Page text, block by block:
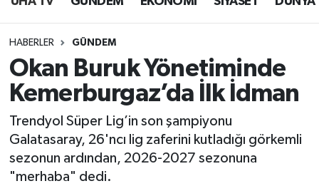
HABERLER GÜNDEM
Okan Buruk Yönetiminde
Kemerburgaz’da İlk İdman
Trendyol Süper Lig’in son şampiyonu
Galatasaray, 26'ncı lig zaferini kutladığı görkemli
sezonun ardından, 2026-2027 sezonuna
"merhaba" dedi.
Gündem
Ekonomi
Magazin
Siyaset
Hava Durumu
Namaz Vakitleri
Trafik Durumu
Süper Lig Puan Durumu ve Fikstür
Tüm Manşetler